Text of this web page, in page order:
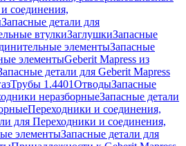
соединения,
Запасные детали для
втулкиЗаглушкиЗапасные
элементыЗапасные
элементыGeberit Mapress из
детали для Geberit Mapress
Трубы 1.4401ОтводыЗапасные
неразборныеЗапасные детали
Переходники и соединения,
для Переходники и соединения,
элементыЗапасные детали для